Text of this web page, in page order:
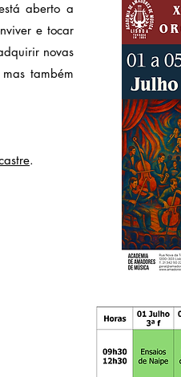
aberto a
e tocar
novas
também
.